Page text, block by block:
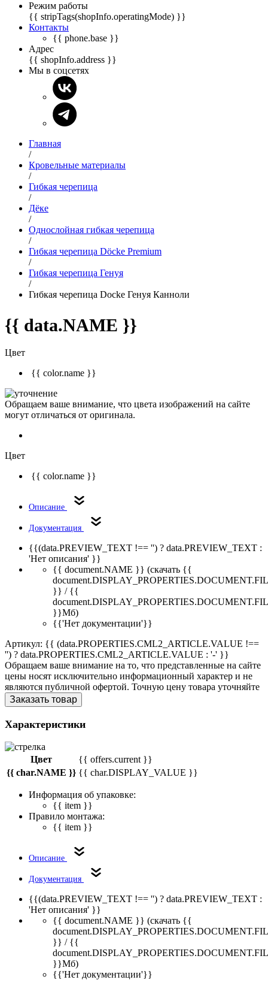
Режим работы
{{ stripTags(shopInfo.operatingMode) }}
Контакты
{{ phone.base }}
Адрес
{{ shopInfo.address }}
Мы в соцсетях
Главная
/
Кровельные материалы
/
Гибкая черепица
/
Дёке
/
Однослойная гибкая черепица
/
Гибкая черепица Döcke Premium
/
Гибкая черепица Генуя
/
Гибкая черепица Docke Генуя Канноли
{{ data.NAME }}
Цвет
{{ color.name }}
Обращаем ваше внимание, что цвета изображений на сайте
могут отличаться от оригинала.
Цвет
{{ color.name }}
Описание
Документация
{{(data.PREVIEW_TEXT !== '') ? data.PREVIEW_TEXT :
'Нет описания' }}
{{ document.NAME }} (скачать {{
}} / {{
}}Мб)
{{'Нет документации'}}
Артикул: {{ (data.PROPERTIES.CML2_ARTICLE.VALUE !==
'') ? data.PROPERTIES.CML2_ARTICLE.VALUE : '-' }}
Обращаем ваше внимание на то, что представленные на сайте
цены носят исключительно информационный характер и не
являются публичной офертой. Точную цену товара уточняйте
Заказать товар
Характеристики
Цвет
{{ offers.current }}
{{ char.NAME }} {{ char.DISPLAY_VALUE }}
Информация об упаковке:
{{ item }}
Правило монтажа:
{{ item }}
Описание
Документация
{{(data.PREVIEW_TEXT !== '') ? data.PREVIEW_TEXT :
'Нет описания' }}
{{ document.NAME }} (скачать {{
}} / {{
}}Мб)
{{'Нет документации'}}